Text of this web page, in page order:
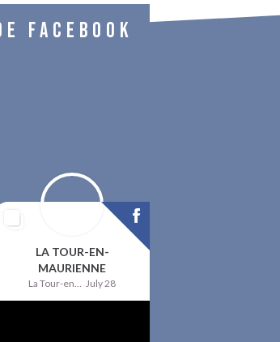
FACEBOOK
LA TOUR-EN-
MAURIENNE
La Tour-en-Maurienne July 28